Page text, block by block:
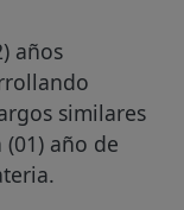
años
similares
año de